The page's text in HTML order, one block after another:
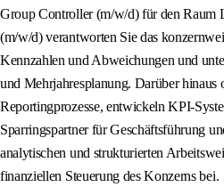
Group Controller (m/w/d) für den Raum
(m/w/d) verantworten Sie das
Kennzahlen und Abweichungen und
und Mehrjahresplanung. Darüber hinaus
Reportingprozesse, entwickeln
Sparringspartner für Geschäftsführung
analytischen und strukturierten
finanziellen Steuerung des Konzerns bei.